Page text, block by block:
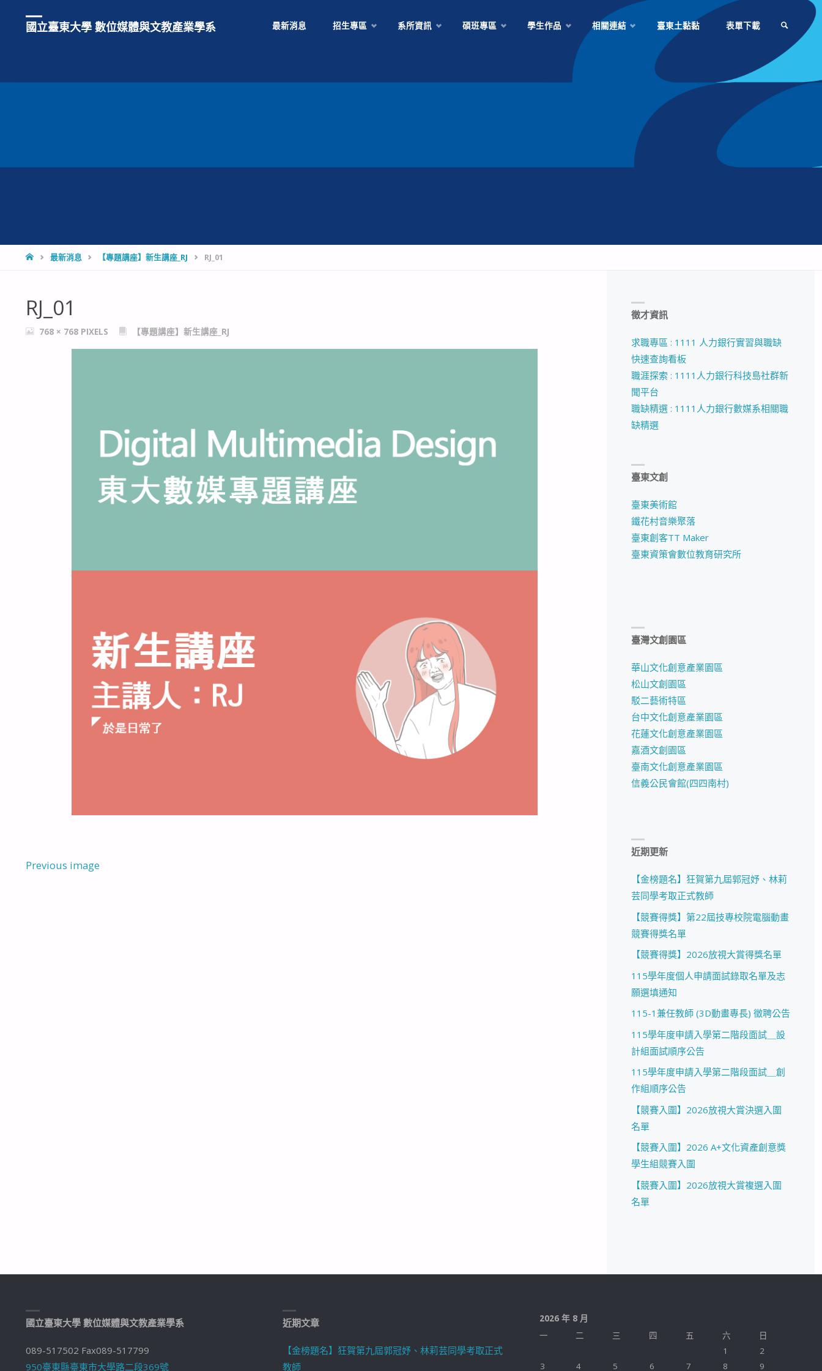
國立臺東大學 數位媒體與文教產業學系 最新消息 招生專區 系所資訊 碩班專區 學生作品 相關連結 臺東土黏黏 表單下載
HOME最新消息 【專題講座】新生講座_RJ RJ_01
RJ_01
FULL768 × 768 PIXELS 【專題講座】新生講座_RJ
Previous image
徵才資訊
求職專區 : 1111 人力銀行實習與職缺
快速查詢看板
職涯探索 : 1111人力銀行科技島社群新
聞平台
職缺精選 : 1111人力銀行數媒系相關職
缺精選
臺東文創
臺東美術館
鐵花村音樂聚落
臺東創客TT Maker
臺東資策會數位教育研究所
臺灣文創園區
華山文化創意產業園區
松山文創園區
駁二藝術特區
台中文化創意產業園區
花蓮文化創意產業園區
嘉酒文創園區
臺南文化創意產業園區
信義公民會館(四四南村)
近期更新
【金榜題名】狂賀第九屆郭冠妤、林莉
芸同學考取正式教師
【競賽得獎】第22屆技專校院電腦動畫
競賽得獎名單
【競賽得獎】2026放視大賞得獎名單
115學年度個人申請面試錄取名單及志
願選填通知
115-1兼任教師 (3D動畫專長) 徵聘公告
115學年度申請入學第二階段面試＿設
計組面試順序公告
115學年度申請入學第二階段面試＿創
作組順序公告
【競賽入圍】2026放視大賞決選入圍
名單
【競賽入圍】2026 A+文化資產創意獎
學生組競賽入圍
【競賽入圍】2026放視大賞複選入圍
名單
國立臺東大學 數位媒體與文教產業學系
089-517502 Fax089-517799
950臺東縣臺東市大學路二段369號
近期文章
【金榜題名】狂賀第九屆郭冠妤、林莉芸同學考取正式
教師
2026 年 8 月
一
二 三 四 五 六
日
1
2
3
4 5 6 7 8 9